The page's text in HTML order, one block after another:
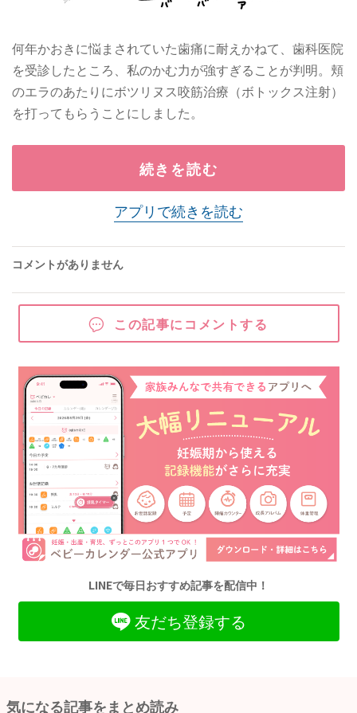
何年かおきに悩まされていた歯痛に耐えかねて、歯科医院
を受診したところ、私のかむ力が強すぎることが判明。頬
のエラのあたりにボツリヌス咬筋治療（ボトックス注射）
を打ってもらうことにしました。
続きを読む
アプリで続きを読む
コメントがありません
この記事にコメントする
LINEで毎日おすすめ記事を配信中！
友だち登録する
気になる記事をまとめ読み